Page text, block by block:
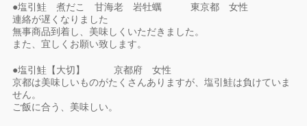
●塩引鮭 煮だこ 甘海老 岩牡蠣 東京都 女性
連絡が遅くなりました
無事商品到着し、美味しくいただきました。
また、宜しくお願い致します。
●塩引鮭【大切】 京都府 女性
京都は美味しいものがたくさんありますが、塩引鮭は負けていま
せん。
ご飯に合う、美味しい。